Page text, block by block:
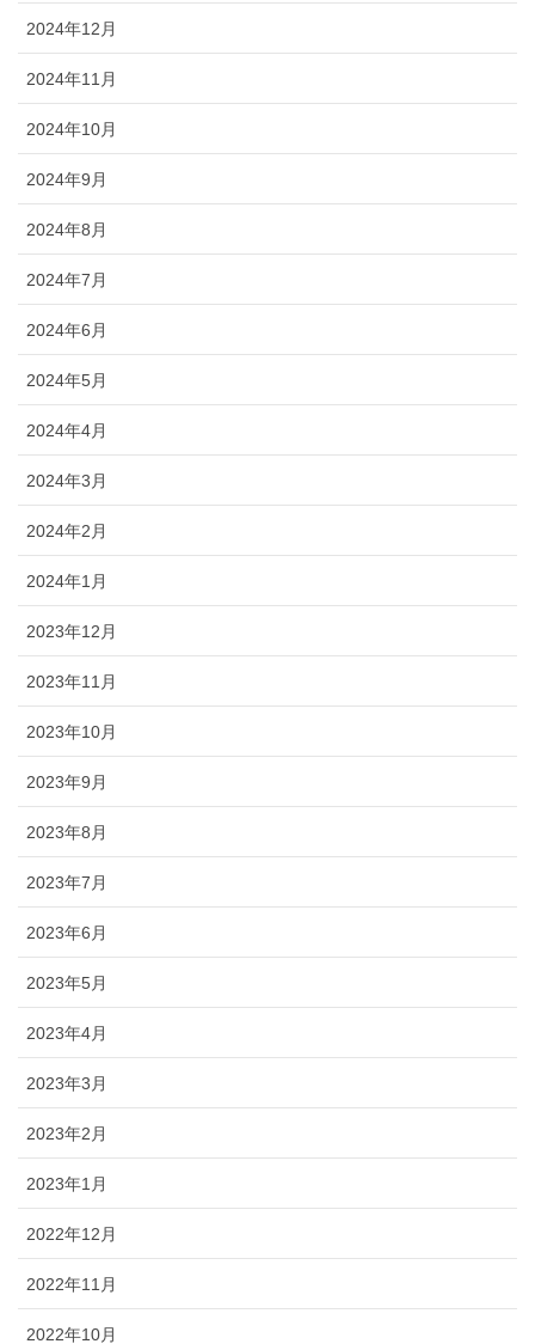
2024年12月
2024年11月
2024年10月
2024年9月
2024年8月
2024年7月
2024年6月
2024年5月
2024年4月
2024年3月
2024年2月
2024年1月
2023年12月
2023年11月
2023年10月
2023年9月
2023年8月
2023年7月
2023年6月
2023年5月
2023年4月
2023年3月
2023年2月
2023年1月
2022年12月
2022年11月
2022年10月